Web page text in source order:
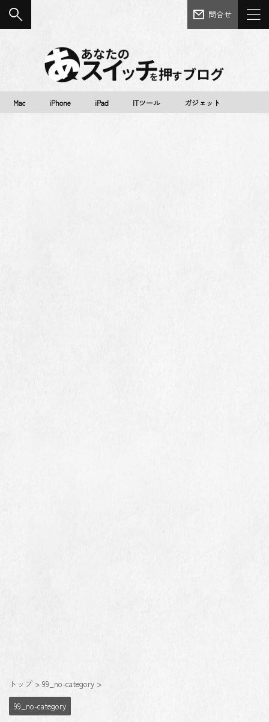
問合せ
Mac iPhone iPad ITツール ガジェット
トップ > 99_no-category >
99_no-category